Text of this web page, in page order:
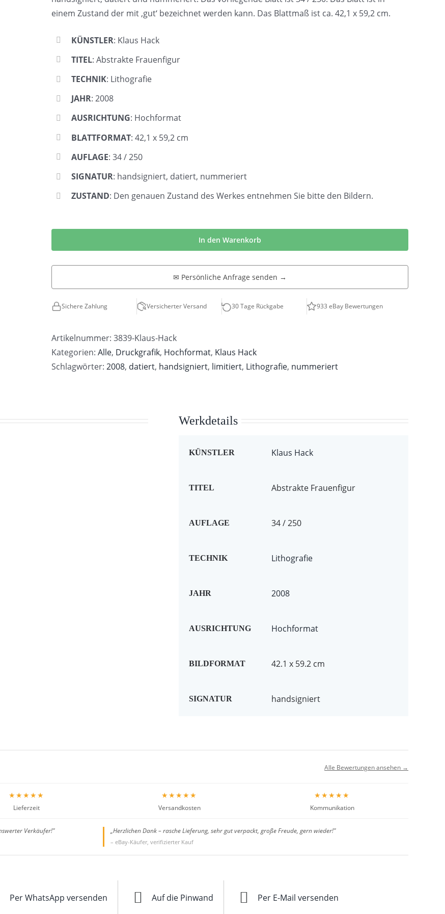
einem Zustand der mit ‚gut‘ bezeichnet werden kann. Das Blattmaß ist ca. 42,1 x 59,2 cm.
KÜNSTLER: Klaus Hack
TITEL: Abstrakte Frauenfigur
TECHNIK: Lithografie
JAHR: 2008
AUSRICHTUNG: Hochformat
BLATTFORMAT: 42,1 x 59,2 cm
AUFLAGE: 34 / 250
SIGNATUR: handsigniert, datiert, nummeriert
ZUSTAND: Den genauen Zustand des Werkes entnehmen Sie bitte den Bildern.
|
Abstrakte
In den Warenkorb
✉ Persönliche Anfrage senden →
Sichere Zahlung Versicherter Versand 30 Tage Rückgabe 933 eBay Bewertungen
Artikelnummer:3839-Klaus-Hack
Kategorien:Alle, Druckgrafik, Hochformat, Klaus Hack
Schlagwörter:2008, datiert, handsigniert, limitiert, Lithografie, nummeriert
Werkdetails
KÜNSTLER Klaus Hack
TITEL Abstrakte Frauenfigur
AUFLAGE 34 / 250
TECHNIK Lithografie
JAHR 2008
AUSRICHTUNG Hochformat
BILDFORMAT 42.1 x 59.2 cm
SIGNATUR handsigniert
Alle Bewertungen ansehen →
★★★★★
Lieferzeit
★★★★★
Versandkosten
★★★★★
Kommunikation
Verkäufer!" „Herzlichen Dank – rasche Lieferung, sehr gut verpackt, große Freude, gern wieder!"
– eBay-Käufer, verifizierter Kauf
Per WhatsApp versenden Auf die Pinwand Per E-Mail versenden